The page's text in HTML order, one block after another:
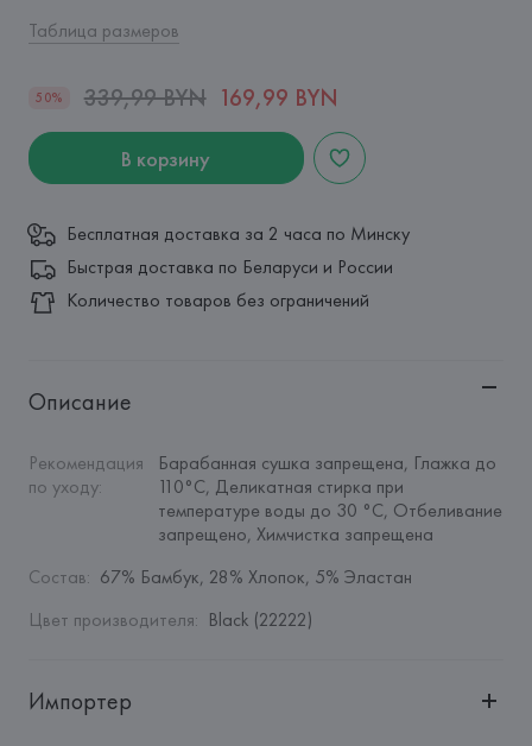
Таблица размеров
50% 339,99 BYN 169,99 BYN
В корзину
Бесплатная доставка за 2 часа по Минску
Быстрая доставка по Беларуси и России
Количество товаров без ограничений
Описание
Рекомендация
по уходу:
Барабанная сушка запрещена, Глажка до
110°C, Деликатная стирка при
температуре воды до 30 °C, Отбеливание
запрещено, Химчистка запрещена
Состав: 67% Бамбук, 28% Хлопок, 5% Эластан
Цвет производителя: Black (22222)
Импортер